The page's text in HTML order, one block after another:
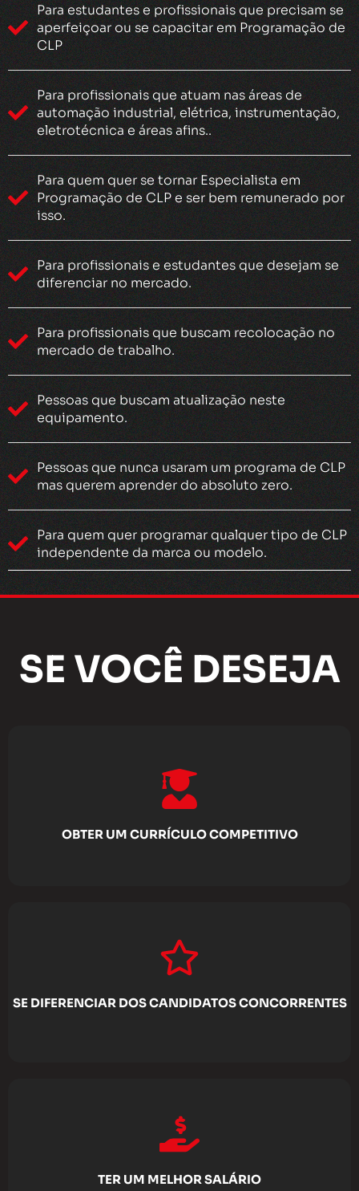
Para estudantes e profissionais que precisam se
aperfeiçoar ou se capacitar em Programação de
CLP
Para profissionais que atuam nas áreas de
automação industrial, elétrica, instrumentação,
eletrotécnica e áreas afins..
Para quem quer se tornar Especialista em
Programação de CLP e ser bem remunerado por
isso.
Para profissionais e estudantes que desejam se
diferenciar no mercado.
Para profissionais que buscam recolocação no
mercado de trabalho.
Pessoas que buscam atualização neste
equipamento.
Pessoas que nunca usaram um programa de CLP
mas querem aprender do absoluto zero.
Para quem quer programar qualquer tipo de CLP
independente da marca ou modelo.
SE VOCÊ DESEJA
OBTER UM CURRÍCULO COMPETITIVO
SE DIFERENCIAR DOS CANDIDATOS CONCORRENTES
TER UM MELHOR SALÁRIO